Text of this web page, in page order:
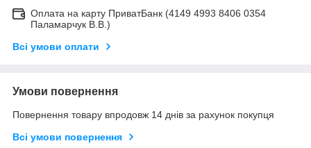
Оплата на карту ПриватБанк (4149 4993 8406 0354
Паламарчук В.В.)
Всі умови оплати
Умови повернення
Повернення товару впродовж 14 днів за рахунок покупця
Всі умови повернення